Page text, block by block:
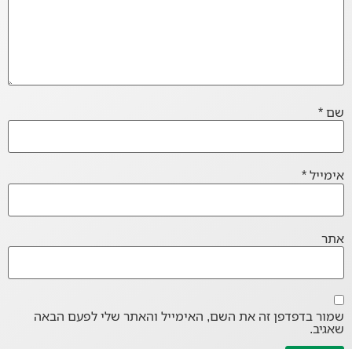
שם*
אימייל*
אתר
שמור בדפדפן זה את השם, האימייל והאתר שלי לפעם הבאה
שאגיב.